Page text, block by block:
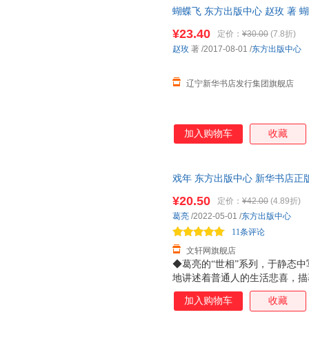
一般的串起边缘人、世间事，
是普通人（小人物）面对浮沉
气与久违的气节风骨。也许这
蝴蝶飞 东方出版中心 赵玫 著
¥23.40 定价： ¥30.00 (7.8折)
辽宁新华书店发行集团旗舰店
赵玫 著 /2017-08-01 /东方出版中心
加入购物车 收藏
戏年 东方出版中心 新华书店正
◆葛亮的“世相”系列，于静态
地讲述着普通人的生活悲喜，
也不太会有大开大阖的面目。
悲伤的洪流以不同形式刷洗着
¥20.50 定价： ¥42.00 (4.89折)
文轩网旗舰店
11条评论
葛亮 /2022-05-01 /东方出版中心
加入购物车 收藏